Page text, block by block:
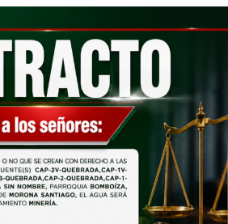
2026
2026
2026
Viernes 14 de agosto de
2026
, Mgtr. Diego Olmedo, destacó
para fortalecer el
niñez, permitiendo que los
los atractivos del cantón y se
promotores turísticos.